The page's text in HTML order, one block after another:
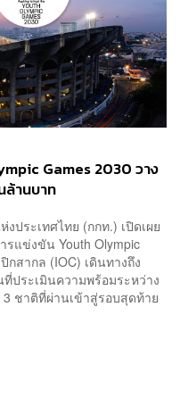
Games 2030 วาง
ล้านบาท
ประเทศไทย (กกท.) เปิดเผย
รแข่งขัน Youth Olympic
สากล (IOC) เดินทางถึง
ที่ประเมินความพร้อมระหว่าง
ชาติที่ผ่านเข้าสู่รอบสุดท้าย